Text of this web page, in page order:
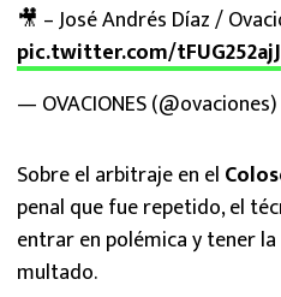
🎥 – José Andrés Díaz /
pic.twitter.com/tFUG252ajJ
— OVACIONES (@ovaciones)
Sobre el arbitraje en el
penal que fue repetido, el
entrar en polémica y tener
multado.